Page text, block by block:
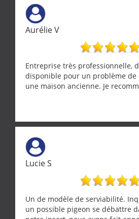
Aurélie V
Entreprise très professionnelle,
disponible pour un problème de
une maison ancienne. Je
Lucie S
Un de modèle de serviabilité.
un possible pigeon se débattre